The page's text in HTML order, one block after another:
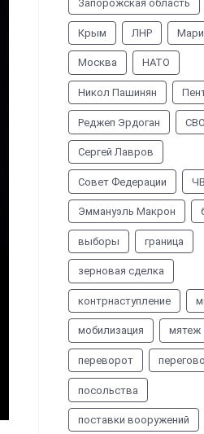
Запорожская область
Крым ЛНР
Москва НАТО
Никол Пашинян
Реджеп Эрдоган СВО
Сергей Лавров
Совет Федерации
Эммануэль Макрон
выборы граница
зерновая сделка
контрнаступление
мобилизация мятеж
переворот
посольства
поставки вооружений